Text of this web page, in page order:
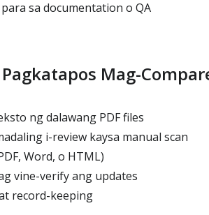
sa documentation o QA
Mag-
ng dalawang PDF files
i-review kaysa manual scan
Word, o HTML)
vine-verify ang updates
record-keeping